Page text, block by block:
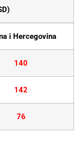
i Hercegovina
140
142
76